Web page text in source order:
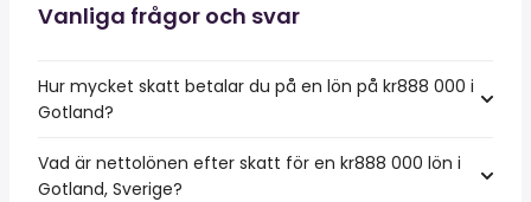
Vanliga frågor och svar
Hur mycket skatt betalar du på en lön på kr888 000 i
Gotland?
Vad är nettolönen efter skatt för en kr888 000 lön i
Gotland, Sverige?